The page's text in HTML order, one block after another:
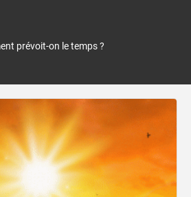
prévoit-on le temps ?